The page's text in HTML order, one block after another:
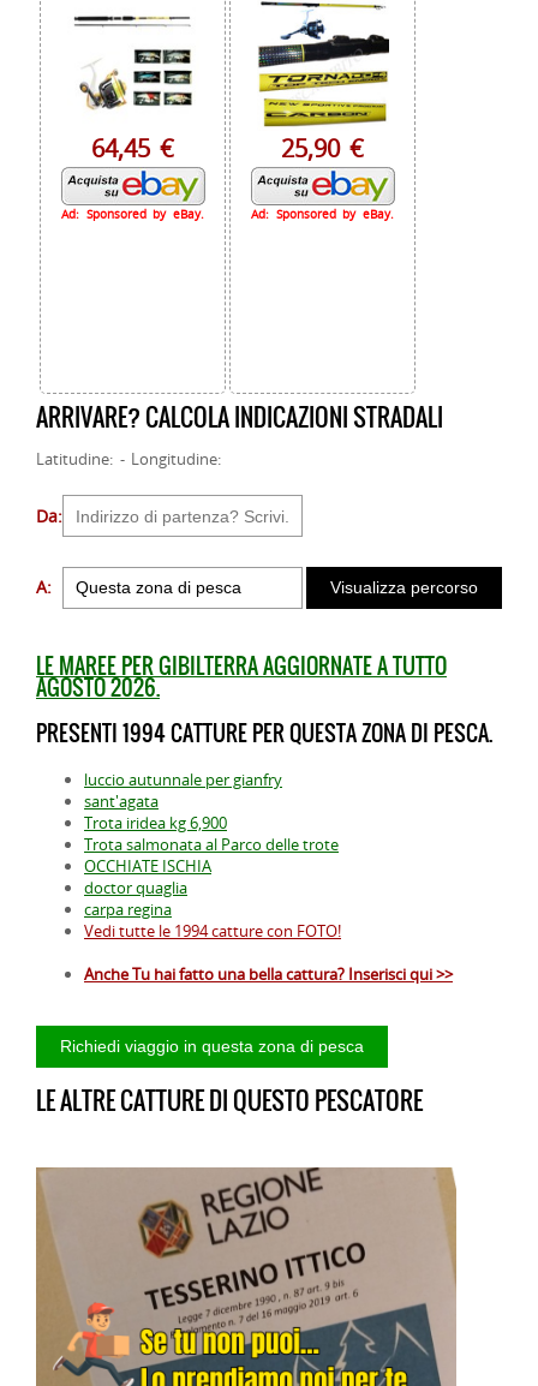
64,45 €
Ad: Sponsored by eBay.
25,90 €
Ad: Sponsored by eBay.
ARRIVARE? CALCOLA INDICAZIONI STRADALI
Latitudine: - Longitudine:
Da:
A:
LE MAREE PER GIBILTERRA AGGIORNATE A TUTTO
AGOSTO 2026.
PRESENTI 1994 CATTURE PER QUESTA ZONA DI PESCA.
luccio autunnale per gianfry
sant'agata
Trota iridea kg 6,900
Trota salmonata al Parco delle trote
OCCHIATE ISCHIA
doctor quaglia
carpa regina
Vedi tutte le 1994 catture con FOTO!
Anche Tu hai fatto una bella cattura? Inserisci qui >>
LE ALTRE CATTURE DI QUESTO PESCATORE